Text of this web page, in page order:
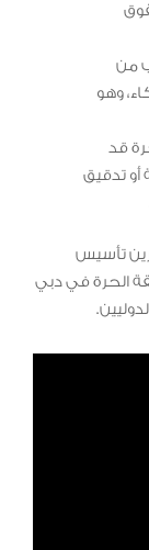
من
وهو
قد
أو تدقيق
تأسيس
الحرة في دبي